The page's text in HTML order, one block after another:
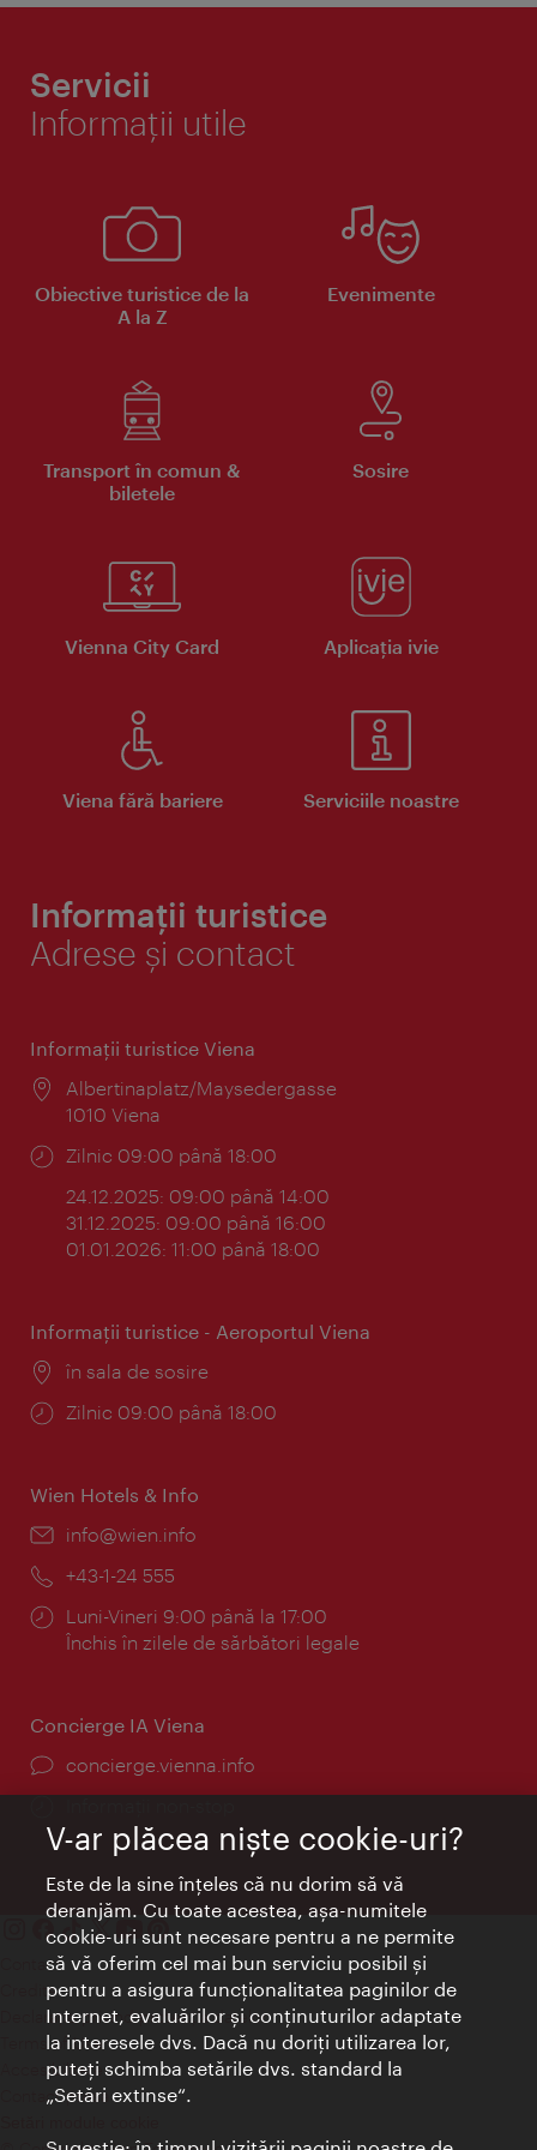
Servicii
Informaţii utile
Obiective turistice de la
A la Z
Evenimente
Transport în comun &
biletele
Sosire
Vienna City Card Aplicaţia ivie
Viena fără bariere Serviciile noastre
Informații turistice
Adrese și contact
Informaţii turistice Viena
Locul:
Albertinaplatz/Maysedergasse
1010 Viena
Program:
Zilnic 09:00 până 18:00
24.12.2025: 09:00 până 14:00
31.12.2025: 09:00 până 16:00
01.01.2026: 11:00 până 18:00
Informaţii turistice - Aeroportul Viena
Locul:
în sala de sosire
Program:
Zilnic 09:00 până 18:00
Wien Hotels & Info
E-
info@wien.info
Telefon:
+43-1-24 555
Program:
Luni-Vineri 9:00 până la 17:00
Închis în zilele de sărbători legale
Concierge IA Viena
concierge.vienna.info
Contact
Credits
Declaraţie privind protecţia datelor
Terms of Use
Accesibilitate
Contact presa
V-ar plăcea nişte cookie-uri?
Este de la sine înţeles că nu dorim să vă
deranjăm. Cu toate acestea, aşa-numitele
cookie-uri sunt necesare pentru a ne permite
să vă oferim cel mai bun serviciu posibil şi
pentru a asigura funcţionalitatea paginilor de
Internet, evaluărilor şi conţinuturilor adaptate
la interesele dvs. Dacă nu doriţi utilizarea lor,
puteţi schimba setările dvs. standard la
„Setări extinse“.